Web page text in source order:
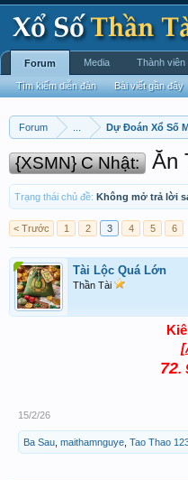
Forum Dự Đoán Xổ Số
{XSMN} C Nhật: Ăn
Trạng thái chủ đề: Không mở trả lời
< Trước 1 2 3 4 5 6
Tài Lộc Quá Lớn
Thần Tài
72.
15/2/26
Ba Sau maithamnguye Tao Thao
Forum
Tìm kiếm diễn đàn Bài viết gần đây
Media Thành viên